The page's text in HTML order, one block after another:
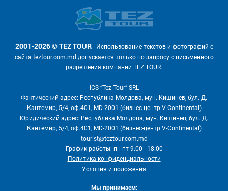
2001-2026 © TEZ TOUR- Использование текстов и фотографий с
сайта teztour.com.md допускается только по запросу с письменного
разрешения компании TEZ TOUR.
ICS “Tez Tour” SRL
Фактический адрес: Республика Молдова, мун. Кишинев, бул. Д.
Кантемир, 5/4, оф.401, MD-2001 (бизнес-центр V-Continental)
Юридический адрес: Республика Молдова, мун. Кишинев, бул. Д.
Кантемир, 5/4, оф.401, MD-2001 (бизнес-центр V-Continental)
tourist@teztour.com.md
График работы: пн-пт 9.00 - 18.00
Политика конфиденциальности
Условия и положения
Мы принимаем: